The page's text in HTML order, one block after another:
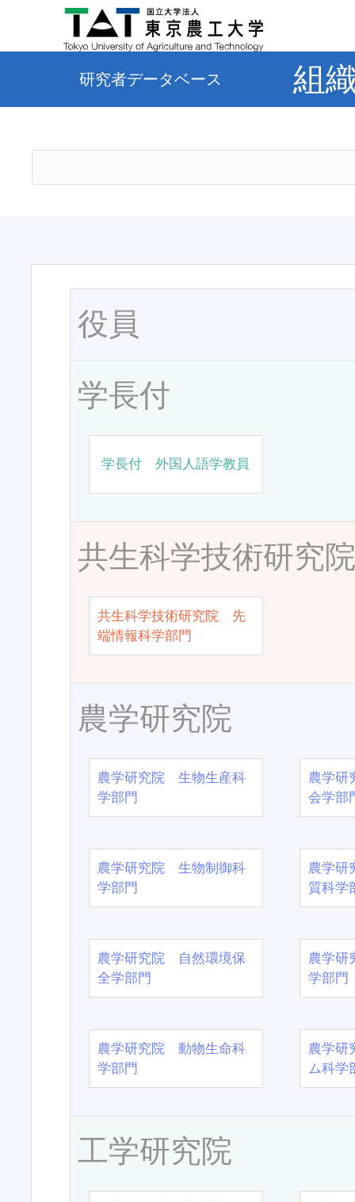
研究者データベース 組
役員
学長付
学長付 外国人語学教員
共生科学技術研究
共生科学技術研究院 先
端情報科学部門
農学研究院
農学研究院 生物生産科
学部門
農学
会学部
農学研究院 生物制御科
学部門
農学
質科学
農学研究院 自然環境保
全学部門
農学
学部門
農学研究院 動物生命科
学部門
農学
ム科学
工学研究院